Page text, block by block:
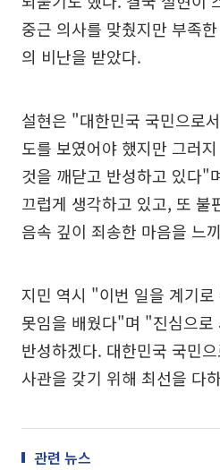
중근 의사를 맞췄지만 부족
의 비난을 받았다.
설현은 "대한민국 국민으로
도를 보였어야 했지만 그러
것을 깨닫고 반성하고 있다"
끄럽게 생각하고 있고, 또 불
음속 깊이 죄송한 마음을 느
지민 역시 "이번 일을 계기
못임을 배웠다"며 "진심으로
반성하겠다. 대한민국 국민
사관을 갖기 위해 최선을 다
관련 뉴스